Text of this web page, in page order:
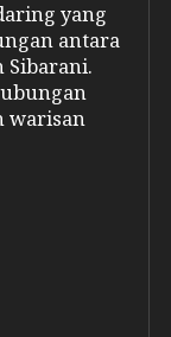
yang
antara
Sibarani.
warisan